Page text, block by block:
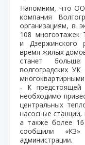
Напомним, что
компания
организациям, в
108 многоэтажек
и Дзержинского
время жилых
станет
волгоградских
- К предстоящей
необходимо
центральных
насосные
а также более 16
сообщили
администрации.